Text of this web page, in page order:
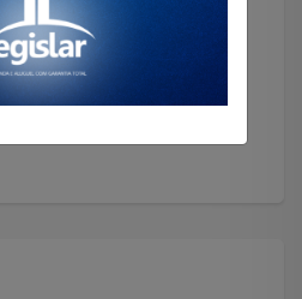
que você precisa!